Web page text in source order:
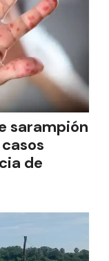
sarampión
de